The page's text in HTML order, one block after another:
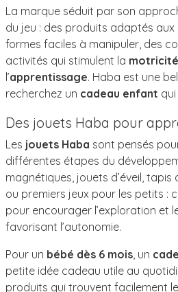
La marque séduit par son
du jeu : des produits adaptés aux
formes faciles à manipuler, des
activités qui stimulent la motricité
l’apprentissage. Haba est une
recherchez un cadeau enfant
Des jouets Haba pour
Les jouets Haba sont pensés
différentes étapes du
magnétiques, jouets d’éveil, tapis
ou premiers jeux pour les petits :
pour encourager l’exploration et
favorisant l’autonomie.
Pour un bébé dès 6 mois , un
petite idée cadeau utile au
produits qui trouvent facilement